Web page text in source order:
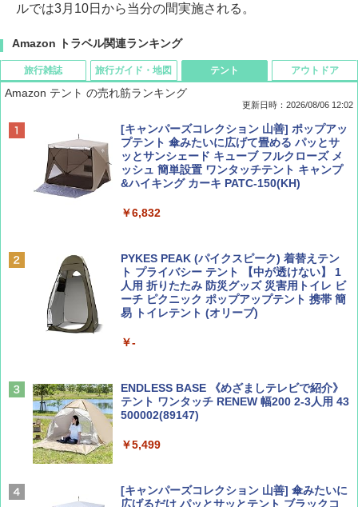
ルでは3月10日から当分の間実施される。
Amazon トラベル関連ランキング
旅行雑誌
ディズニーファン ２０２６年 ９月号 [雑
誌] (ＤＩＳＮＥＹ ＦＡＮ)
￥713
￥1,540
集】ボーイング110周年を祝して！
旅行ガイド・地図
D40 地球の歩き方 チェンマイ タイ北部の魅
力的な町 2026～2027 地球の歩き方D アジア
￥2,079
￥2,479
ァキア 2026～2027 地球の歩き方A ヨーロッ
￥2,277
テント
Amazon テント の売れ筋ランキング
更新日時：2026/08/06 12:02
[キャンパーズコレクション 山善] ポップアッ
プテント 傘みたいに広げて畳める パッとサ
ッとサンシェード キューブ フルクローズ メ
ッシュ 簡単設置 ワンタッチテント キャンプ
&ハイキング カーキ PATC-150(KH)
￥6,832
PYKES PEAK (パイクスピーク) 着替えテン
ト プライバシー テント 【中が透けない】 1
人用 折りたたみ 防災グッズ 災害用トイレ ビ
ーチ ピクニック ポップアップテント 携帯 簡
易 トイレテント (オリーブ)
￥-
ENDLESS BASE 《めざましテレビで紹介》
テント ワンタッチ RENEW 幅200 2-3人用 43
500002(89147)
￥5,499
[キャンパーズコレクション 山善] 傘みたいに
広げるだけ パッとサッとテント ブラックコ
アウトドア